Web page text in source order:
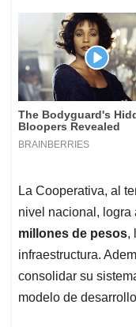
La Cooperativa, al
nivel nacional,
millones de pesos,
infraestructura.
consolidar su
modelo de